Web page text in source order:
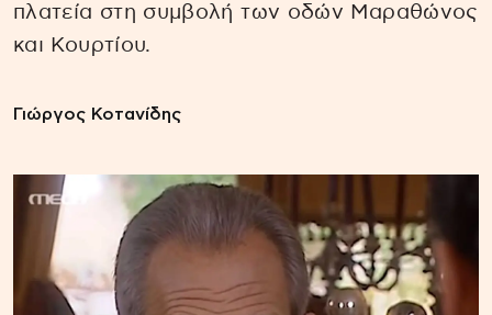
πλατεία στη συμβολή των οδών Μαραθώνος
και Κουρτίου.
Γιώργος Κοτανίδης